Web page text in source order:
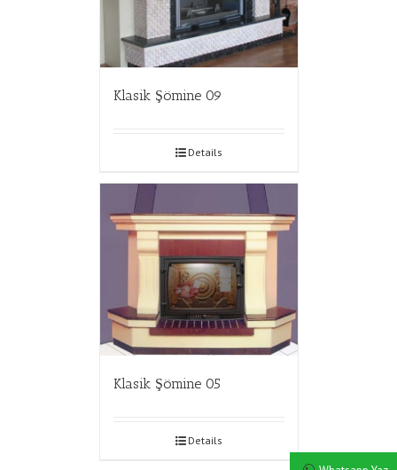
Klasik Şömine 09
Details
Klasik Şömine 05
Details